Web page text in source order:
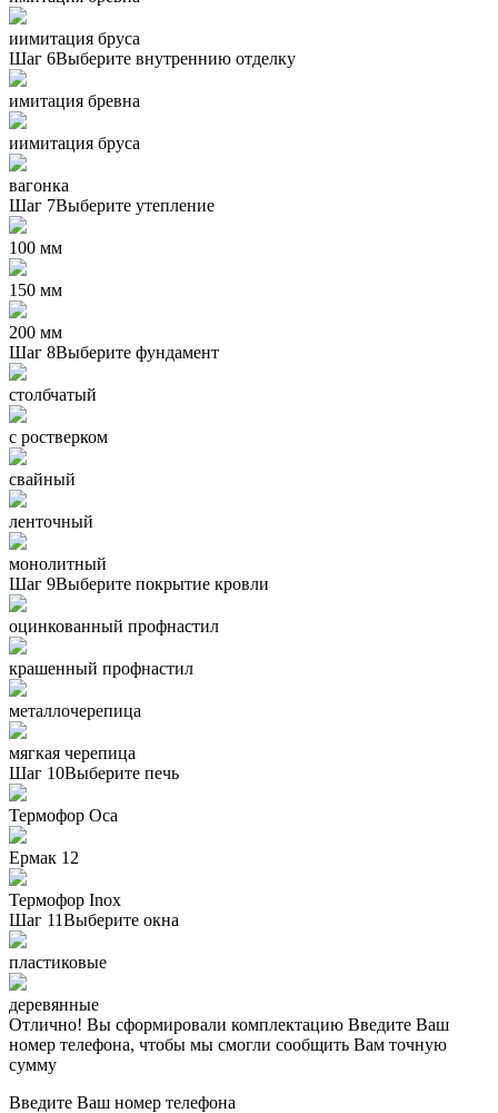
иимитация бруса
Шаг 6Выберите внутреннию отделку
имитация бревна
иимитация бруса
вагонка
Шаг 7Выберите утепление
100 мм
150 мм
200 мм
Шаг 8Выберите фундамент
столбчатый
с ростверком
свайный
ленточный
монолитный
Шаг 9Выберите покрытие кровли
оцинкованный профнастил
крашенный профнастил
металлочерепица
мягкая черепица
Шаг 10Выберите печь
Термофор Oса
Ермак 12
Термофор Inox
Шаг 11Выберите окна
пластиковые
деревянные
Отлично! Вы сформировали комплектацию Введите Ваш
номер телефона, чтобы мы смогли сообщить Вам точную
сумму
Введите Ваш номер телефона